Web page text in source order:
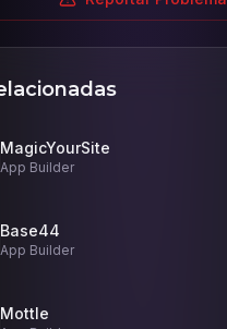
MagicYourSite
App Builder
Base44
App Builder
Mottle